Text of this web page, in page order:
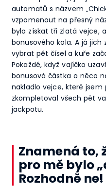
automatů s názvem
vzpomenout na přesný
bylo získat tři zlatá vejce,
bonusového kola. A já jich
vybrat pět čísel a kuře
Pokaždé, když vajíčko
bonusová částka o něco
nakladlo vejce, které jsem
zkompletoval všech pět
jackpotu.
Znamená to,
pro mě bylo
Rozhodně ne!